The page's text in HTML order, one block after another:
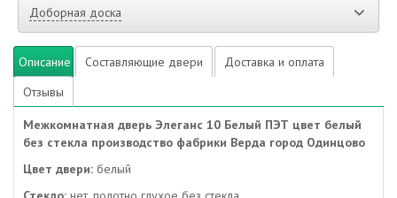
Доборная доска
Описание Составляющие двери
Доставка и оплата
Отзывы
Межкомнатная дверь Элеганс 10 Белый ПЭТ цвет белый
без стекла производство фабрики Верда город Одинцово
Цвет двери: белый